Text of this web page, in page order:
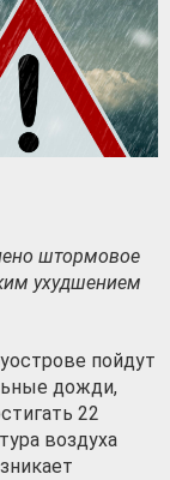
штормовое
ухудшением
пойдут
дожди,
22
воздуха